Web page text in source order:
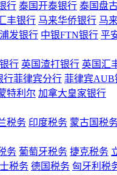
行 泰国开泰银行 泰国盘
丰银行 马来华侨银行 马
浦发银行 中银FTN银行 平
行 英国渣打银行 英国汇
行菲律宾分行 菲律宾AUB
特利尔 加拿大皇家银行
税务 印度税务 蒙古国税
务 葡萄牙税务 捷克税务
税务 德国税务 匈牙利税